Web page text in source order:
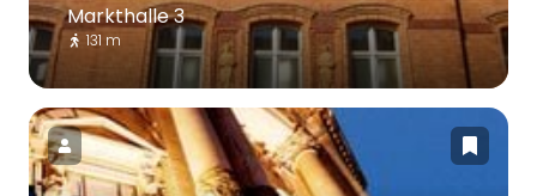
Markthalle 3
131 m